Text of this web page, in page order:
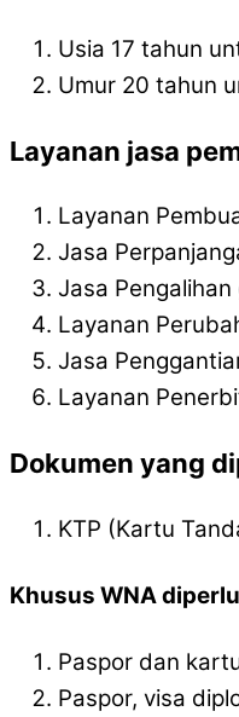
Usia 17 tahun
Umur 20 tahun
Layanan jasa
Layanan
Jasa
Jasa Pengalihan
Layanan
Jasa
Layanan
Dokumen yang
KTP (Kartu
Khusus WNA
Paspor dan
Paspor, visa